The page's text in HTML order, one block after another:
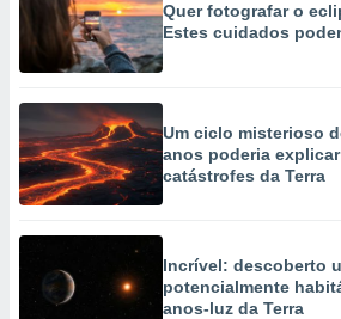
Quer fotografar o
Estes cuidados
Um ciclo misterioso
anos poderia
catástrofes da Terra
Incrível: descoberto
potencialmente
anos-luz da Terra